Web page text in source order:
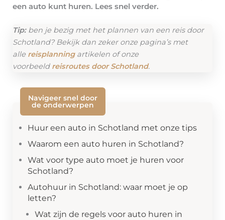
een auto kunt huren. Lees snel verder.
Tip:ben je bezig met het plannen van een reis door
Schotland? Bekijk dan zeker onze pagina’s met
alle reisplanningartikelen of onze
voorbeeld reisroutes door Schotland.
Navigeer snel door
de onderwerpen
Huur een auto in Schotland met onze tips
Waarom een auto huren in Schotland?
Wat voor type auto moet je huren voor
Schotland?
Autohuur in Schotland: waar moet je op
letten?
Wat zijn de regels voor auto huren in